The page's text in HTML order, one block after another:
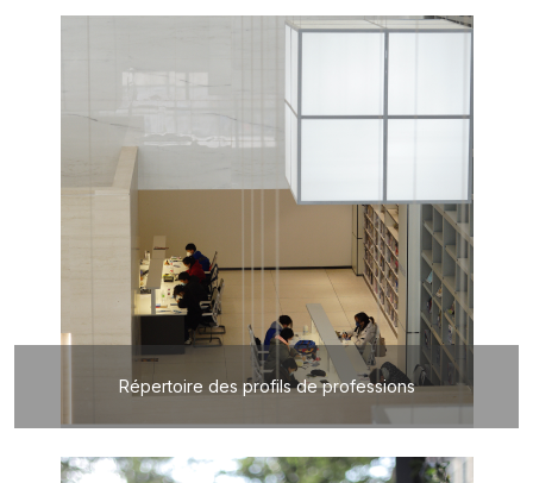
Répertoire des profils de professions